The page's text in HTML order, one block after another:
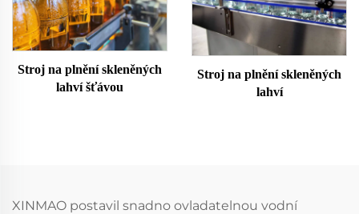
Stroj na plnění skleněných
lahví šťávou
Stroj na plnění skleněných
lahví
XINMAO postavil snadno ovladatelnou vodní